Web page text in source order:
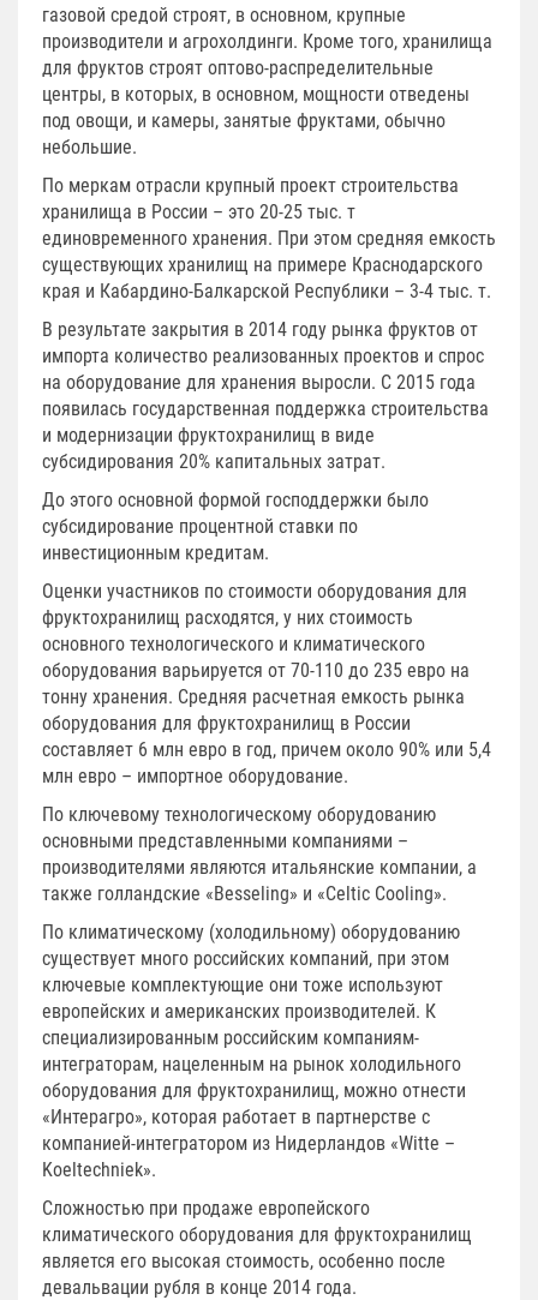
газовой средой строят, в основном, крупные
производители и агрохолдинги. Кроме того, хранилища
для фруктов строят оптово-распределительные
центры, в которых, в основном, мощности отведены
под овощи, и камеры, занятые фруктами, обычно
небольшие.
По меркам отрасли крупный проект строительства
хранилища в России – это 20-25 тыс. т
единовременного хранения. При этом средняя емкость
существующих хранилищ на примере Краснодарского
края и Кабардино-Балкарской Республики – 3-4 тыс. т.
В результате закрытия в 2014 году рынка фруктов от
импорта количество реализованных проектов и спрос
на оборудование для хранения выросли. С 2015 года
появилась государственная поддержка строительства
и модернизации фруктохранилищ в виде
субсидирования 20% капитальных затрат.
До этого основной формой господдержки было
субсидирование процентной ставки по
инвестиционным кредитам.
Оценки участников по стоимости оборудования для
фруктохранилищ расходятся, у них стоимость
основного технологического и климатического
оборудования варьируется от 70-110 до 235 евро на
тонну хранения. Средняя расчетная емкость рынка
оборудования для фруктохранилищ в России
составляет 6 млн евро в год, причем около 90% или 5,4
млн евро – импортное оборудование.
По ключевому технологическому оборудованию
основными представленными компаниями –
производителями являются итальянские компании, а
также голландские «Besseling» и «Celtic Cooling».
По климатическому (холодильному) оборудованию
существует много российских компаний, при этом
ключевые комплектующие они тоже используют
европейских и американских производителей. К
специализированным российским компаниям-
интеграторам, нацеленным на рынок холодильного
оборудования для фруктохранилищ, можно отнести
«Интерагро», которая работает в партнерстве с
компанией-интегратором из Нидерландов «Witte –
Koeltechniek».
Сложностью при продаже европейского
климатического оборудования для фруктохранилищ
является его высокая стоимость, особенно после
девальвации рубля в конце 2014 года.